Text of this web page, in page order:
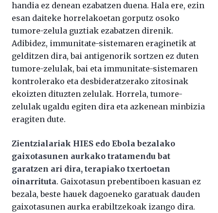
handia ez denean ezabatzen duena. Hala ere, ezin
esan daiteke horrelakoetan gorputz osoko
tumore-zelula guztiak ezabatzen direnik.
Adibidez, immunitate-sistemaren eraginetik at
gelditzen dira, bai antigenorik sortzen ez duten
tumore-zelulak, bai eta immunitate-sistemaren
kontrolerako eta desbideratzerako zitosinak
ekoizten dituzten zelulak. Horrela, tumore-
zelulak ugaldu egiten dira eta azkenean minbizia
eragiten dute.
Zientzialariak HIES edo Ebola bezalako
gaixotasunen aurkako tratamendu bat
garatzen ari dira, terapiako txertoetan
oinarrituta. Gaixotasun prebentiboen kasuan ez
bezala, beste hauek dagoeneko garatuak dauden
gaixotasunen aurka erabiltzekoak izango dira.